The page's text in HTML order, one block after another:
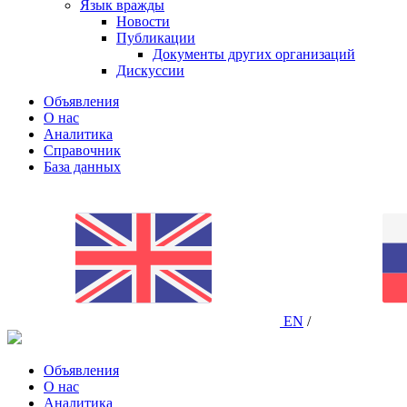
Язык вражды
Новости
Публикации
Документы других организаций
Дискуссии
Объявления
О нас
Аналитика
Справочник
База данных
EN /
Объявления
О нас
Аналитика